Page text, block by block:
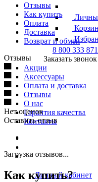
8 800 333
Заказать звонок
Акции
Аксессуары
Оплата и доставка
Отзывы
О нас
Гарантия качества
Контакты
Личный кабинет
Отзывы
Как купить
Оплата
Доставка
Возврат и обмен
Отзывы
Нет оценок
Оставить отзыв
Загрузка отзывов...
Как купить?